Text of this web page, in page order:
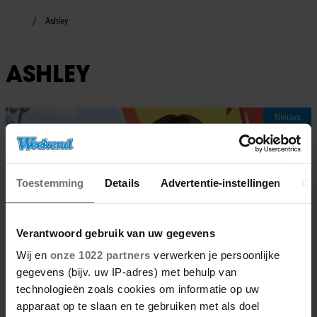
Toestemming Details Advertentie-instellingen
Verantwoord gebruik van uw gegevens
Wij en onze 1022 partners verwerken je persoonlijke
gegevens (bijv. uw IP-adres) met behulp van
technologieën zoals cookies om informatie op uw
apparaat op te slaan en te gebruiken met als doel
Ashley
ASHLEY
Nieuws